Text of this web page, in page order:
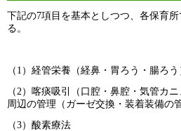
下記の7項目を基本としつつ、各保育
る。
（1）経管栄養（経鼻・胃ろう・腸ろう
（2）喀痰吸引（口腔・鼻腔・気管
周辺の管理（ガーゼ交換・装着装備の
（3）酸素療法